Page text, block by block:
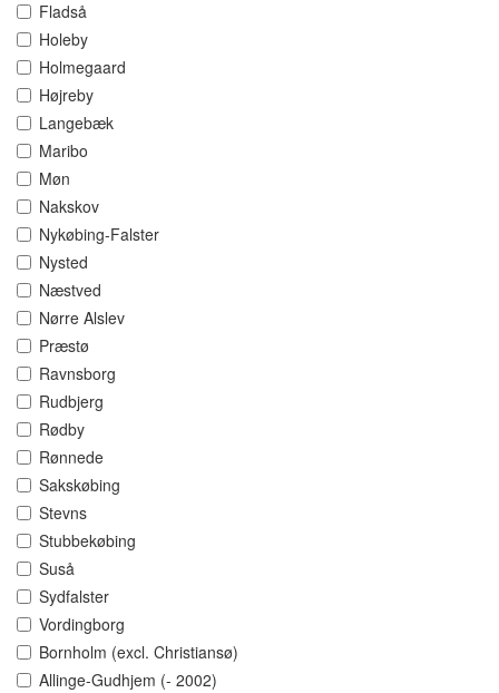
Fladså
Holeby
Holmegaard
Højreby
Langebæk
Maribo
Møn
Nakskov
Nykøbing-Falster
Nysted
Næstved
Nørre Alslev
Præstø
Ravnsborg
Rudbjerg
Rødby
Rønnede
Sakskøbing
Stevns
Stubbekøbing
Suså
Sydfalster
Vordingborg
Bornholm (excl. Christiansø)
Allinge-Gudhjem (- 2002)